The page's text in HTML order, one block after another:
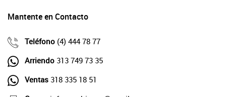
Mantente en Contacto
Teléfono (4) 444 78 77
Arriendo 313 749 73 35
Ventas 318 335 18 51